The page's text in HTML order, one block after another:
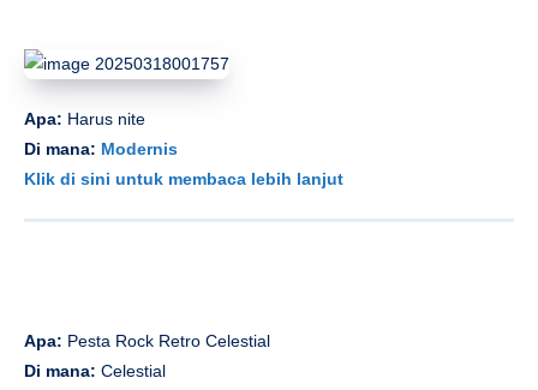
Apa: Harus nite
Di mana: Modernis
Klik di sini untuk membaca lebih lanjut
Apa: Pesta Rock Retro Celestial
Di mana: Celestial